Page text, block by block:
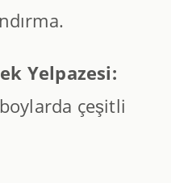
Yelpazesi:
çeşitli